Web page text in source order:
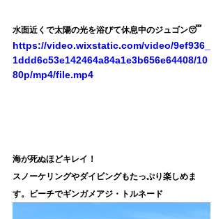
水面近くで太陽の光を浴びて休息中のジュゴン😴
https://video.wixstatic.com/video/9ef936_
1ddd6c53e142464a84a1e3b656e64408/10
80p/mp4/file.mp4
海が死ぬほどキレイ！
スノーケリングやダイビングもたっぷり楽しめま
す。ビーチでギンガメアジ・トルネード